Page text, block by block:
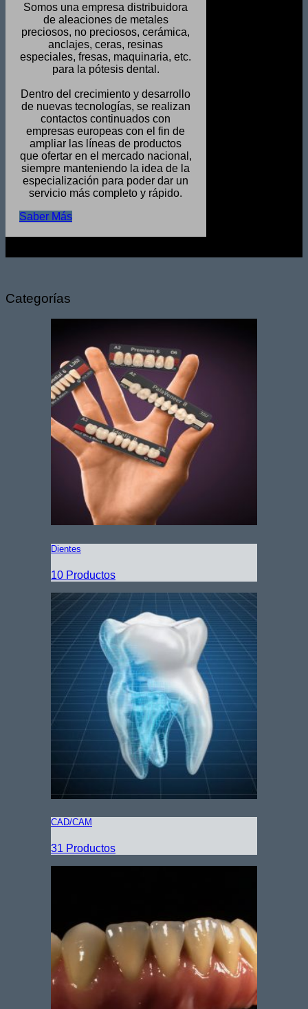
Somos una empresa distribuidora
de aleaciones de metales
preciosos, no preciosos, cerámica,
anclajes, ceras, resinas
especiales, fresas, maquinaria, etc.
para la pótesis dental.
Dentro del crecimiento y desarrollo
de nuevas tecnologías, se realizan
contactos continuados con
empresas europeas con el fin de
ampliar las líneas de productos
que ofertar en el mercado nacional,
siempre manteniendo la idea de la
especialización para poder dar un
servicio más completo y rápido.
Saber Más
Categorías
Dientes
10 Productos
CAD/CAM
31 Productos